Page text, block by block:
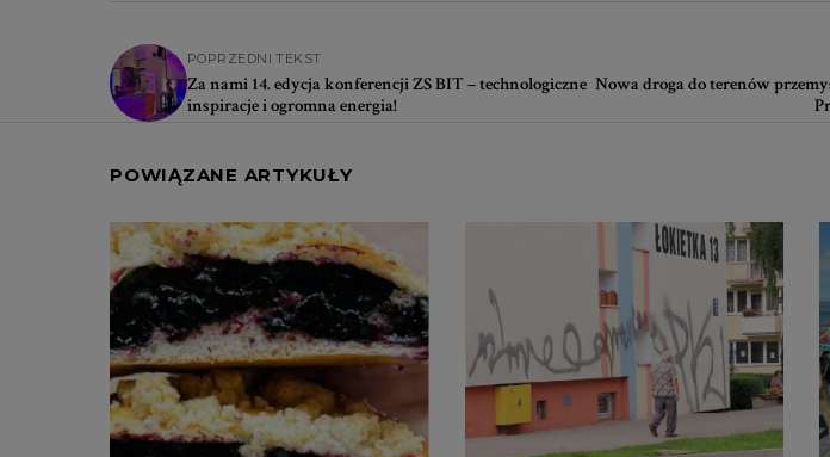
POPRZEDNI TEKST
Za nami 14. edycja konferencji ZS BIT – technologiczne
inspiracje i ogromna energia!
Nowa droga do terenów
POWIĄZANE ARTYKUŁY